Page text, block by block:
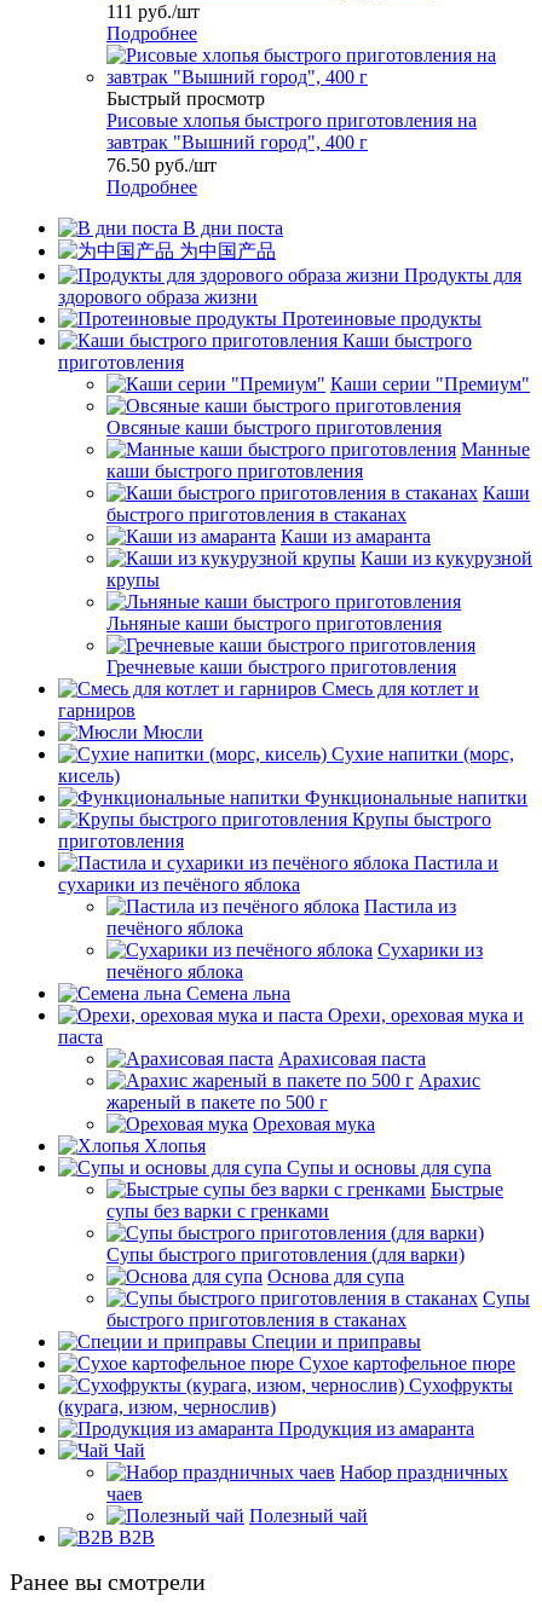
111 руб./шт
Подробнее
Быстрый просмотр
Рисовые хлопья быстрого приготовления на
завтрак "Вышний город", 400 г
76.50 руб./шт
Подробнее
В дни поста
为中国产品
Продукты для
здорового образа жизни
Протеиновые продукты
Каши быстрого
приготовления
Каши серии "Премиум"
Овсяные каши быстрого приготовления
Манные
каши быстрого приготовления
Каши
быстрого приготовления в стаканах
Каши из амаранта
Каши из кукурузной
крупы
Льняные каши быстрого приготовления
Гречневые каши быстрого приготовления
Смесь для котлет и
гарниров
Мюсли
Сухие напитки (морс,
кисель)
Функциональные напитки
Крупы быстрого
приготовления
Пастила и
сухарики из печёного яблока
Пастила из
печёного яблока
Сухарики из
печёного яблока
Семена льна
Орехи, ореховая мука и
паста
Арахисовая паста
Арахис
жареный в пакете по 500 г
Ореховая мука
Хлопья
Супы и основы для супа
Быстрые
супы без варки с гренками
Супы быстрого приготовления (для варки)
Основа для супа
Супы
быстрого приготовления в стаканах
Специи и приправы
Сухое картофельное пюре
Сухофрукты
(курага, изюм, чернослив)
Продукция из амаранта
Чай
Набор праздничных
чаев
Полезный чай
B2B
Ранее вы смотрели